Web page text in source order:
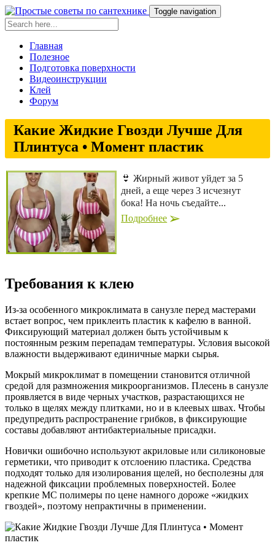
Toggle navigation
Главная
Полезное
Подготовка поверхности
Видеоинструкции
Клей
Форум
Какие Жидкие Гвозди Лучше Для
Плинтуса • Момент пластик
👙 Жирный живот уйдет за 5
дней, а еще через 3 исчезнут
бока! На ночь съедайте...
Подробнее
Требования к клею
Из-за особенного микроклимата в санузле перед мастерами
встает вопрос, чем приклеить пластик к кафелю в ванной.
Фиксирующий материал должен быть устойчивым к
постоянным резким перепадам температуры. Условия высокой
влажности выдерживают единичные марки сырья.
Мокрый микроклимат в помещении становится отличной
средой для размножения микроорганизмов. Плесень в санузле
проявляется в виде черных участков, разрастающихся не
только в щелях между плитками, но и в клеевых швах. Чтобы
предупредить распространение грибков, в фиксирующие
составы добавляют антибактериальные присадки.
Новички ошибочно используют акриловые или силиконовые
герметики, что приводит к отслоению пластика. Средства
подходят только для изолирования щелей, но бесполезны для
надежной фиксации проблемных поверхностей. Более
крепкие МС полимеры по цене намного дороже «жидких
гвоздей», поэтому непрактичны в применении.